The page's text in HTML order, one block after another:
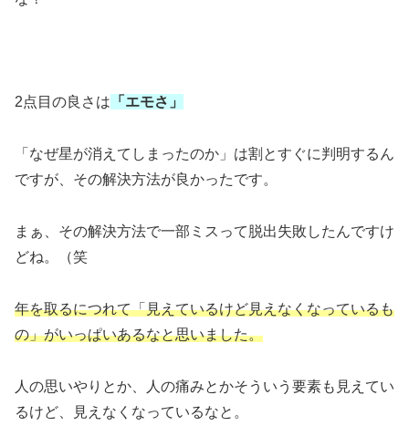
2点目の良さは 「エモさ」
「なぜ星が消えてしまったのか」は割とすぐに判明するん
ですが、その解決方法が良かったです。
まぁ、その解決方法で一部ミスって脱出失敗したんですけ
どね。（笑
年を取るにつれて「見えているけど見えなくなっているも
の」がいっぱいあるなと思いました。
人の思いやりとか、人の痛みとかそういう要素も見えてい
るけど、見えなくなっているなと。